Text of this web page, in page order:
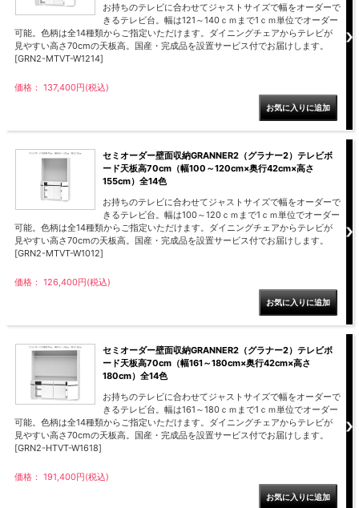
お持ちのテレビに合わせてジャストサイズで幅をオーダーで
きるテレビ台。幅は121～140ｃｍまで1ｃｍ単位でオーダー
可能。色柄は全14種類からご指定いただけます。ダイニングチェアからテレビが
見やすい高さ70cmの天板高。国産・完成品を設置サービス付でお届けします。
[GRN2-MTVT-W1214]
価格： 137,400円(税込)
セミオーダー壁面収納GRANNER2（グラナー2）テレビボ
ード天板高70cm（幅100～120cm×奥行42cm×高さ
155cm）全14色
お持ちのテレビに合わせてジャストサイズで幅をオーダーで
きるテレビ台。幅は100～120ｃｍまで1ｃｍ単位でオーダー
可能。色柄は全14種類からご指定いただけます。ダイニングチェアからテレビが
見やすい高さ70cmの天板高。国産・完成品を設置サービス付でお届けします。
[GRN2-MTVT-W1012]
価格： 126,400円(税込)
セミオーダー壁面収納GRANNER2（グラナー2）テレビボ
ード天板高70cm（幅161～180cm×奥行42cm×高さ
180cm）全14色
お持ちのテレビに合わせてジャストサイズで幅をオーダーで
きるテレビ台。幅は161～180ｃｍまで1ｃｍ単位でオーダー
可能。色柄は全14種類からご指定いただけます。ダイニングチェアからテレビが
見やすい高さ70cmの天板高。国産・完成品を設置サービス付でお届けします。
[GRN2-HTVT-W1618]
価格： 191,400円(税込)